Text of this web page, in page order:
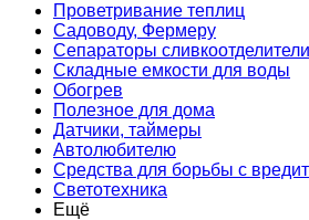
Проветривание теплиц
Садоводу, Фермеру
Сепараторы сливкоотделители
Складные емкости для воды
Обогрев
Полезное для дома
Датчики, таймеры
Автолюбителю
Средства для борьбы с
Светотехника
Ещё